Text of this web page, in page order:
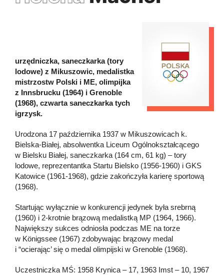
urzędniczka, saneczkarka (tory
lodowe) z Mikuszowic, medalistka
mistrzostw Polski i ME, olimpijka
z Innsbrucku (1964) i Grenoble
(1968), czwarta saneczkarka tych
igrzysk.
Urodzona 17 października 1937 w Mikuszowicach k.
Bielska-Białej, absolwentka Liceum Ogólnokształcącego
w Bielsku Białej, saneczkarka (164 cm, 61 kg) – tory
lodowe, reprezentantka Startu Bielsko (1956-1960) i GKS
Katowice (1961-1968), gdzie zakończyła karierę sportową
(1968).
Startując wyłącznie w konkurencji jedynek była srebrną
(1960) i 2-krotnie brązową medalistką MP (1964, 1966).
Największy sukces odniosła podczas ME na torze
w Königssee (1967) zdobywając brązowy medal
i “ocierając’ się o medal olimpijski w Grenoble (1968).
Uczestniczka MŚ: 1958 Krynica – 17, 1963 Imst – 10, 1967